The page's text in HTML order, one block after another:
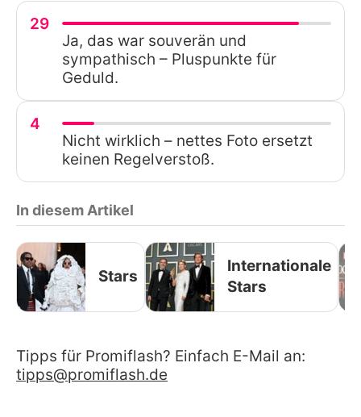
29
Ja, das war souverän und
sympathisch – Pluspunkte für
Geduld.
4
Nicht wirklich – nettes Foto ersetzt
keinen Regelverstoß.
In diesem Artikel
Stars
Internationale
Stars
Tipps für Promiflash? Einfach E-Mail an:
tipps@promiflash.de